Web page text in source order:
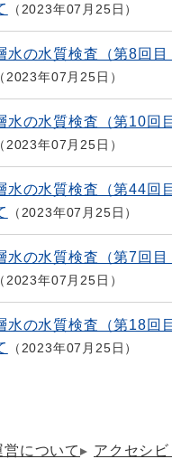
2023年07月25日
水の水質検査（第8回
2023年07月25日
水の水質検査（第10回
2023年07月25日
水の水質検査（第44回
2023年07月25日
水の水質検査（第7回
2023年07月25日
水の水質検査（第18回
2023年07月25日
について
アクセシ